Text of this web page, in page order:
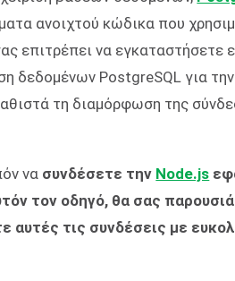
ανοιχτού κώδικα που
επιτρέπει να εγκαταστήσετε
δεδομένων PostgreSQL για
τη διαμόρφωση της
να συνδέσετε την Node.js
τον οδηγό, θα σας
αυτές τις συνδέσεις με